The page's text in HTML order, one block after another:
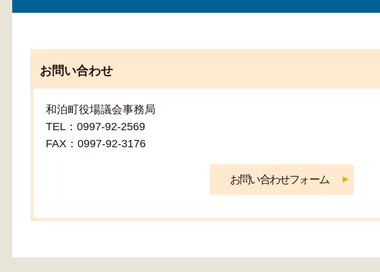
お問い合わせ
和泊町役場議会事務局
TEL：0997-92-2569
FAX：0997-92-3176